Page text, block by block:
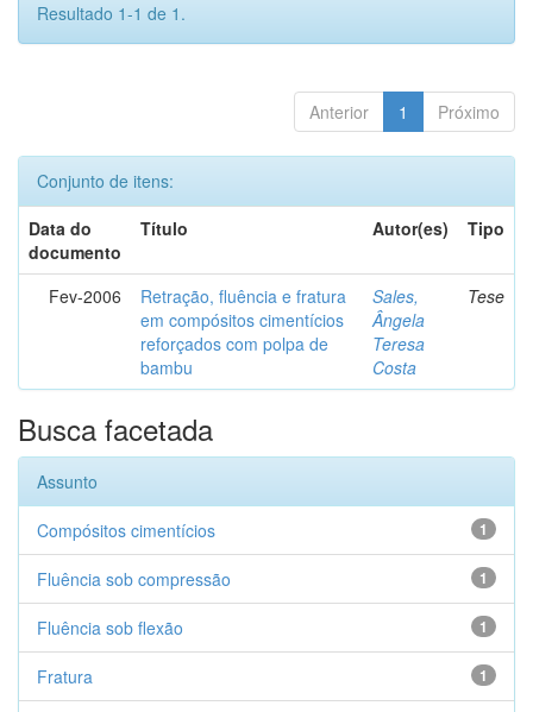
Resultado 1-1 de 1.
Anterior 1 Próximo
Conjunto de itens:
Data do
documento
Título Autor(es) Tipo
Fev-2006
Retração, fluência e fratura
em compósitos cimentícios
reforçados com polpa de
bambu
Sales,
Ângela
Teresa
Costa
Tese
Busca facetada
Assunto
1
Compósitos cimentícios
1
Fluência sob compressão
1
Fluência sob flexão
1
Fratura